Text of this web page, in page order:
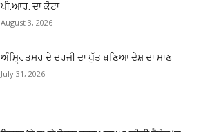
ਪੀ.ਆਰ. ਦਾ ਕੋਟਾ
August 3, 2026
ਅੰਮਿ੍ਰਤਸਰ ਦੇ ਦਰਜੀ ਦਾ ਪੁੱਤ ਬਣਿਆ ਦੇਸ਼ ਦਾ ਮਾਣ
July 31, 2026